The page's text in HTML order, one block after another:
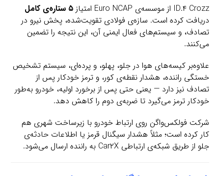
ID.۴ Crozz از موسسه‌ی Euro NCAP امتیاز
۵ ستاره‌ی کامل
دریافت کرده است. سازه‌ی فولادی تقویت‌شده، پخش نیرو در
تصادف، و سیستم‌های فعال ایمنی آن، این نتیجه را تضمین
می‌کنند.
علاوه‌بر کیسه‌های هوا در جلو، پهلو، و پرده‌ای، سیستم تشخیص
خستگی راننده، هشدار نقطه‌ی کور، و ترمز خودکار پس از
تصادف نیز دارد — یعنی حتی پس از برخورد اولیه، خودرو به‌طور
خودکار ترمز می‌گیرد تا ضربه‌ی دوم را کاهش دهد.
شرکت فولکس‌واگن روی ارتباط خودرو با زیرساخت شهری هم
کار کرده است؛ مثلاً هشدار سیگنال قرمز یا اطلاعات حادثه‌ی
جلو از طریق شبکه‌ی ارتباطی Car۲X به راننده ارسال می‌شود.